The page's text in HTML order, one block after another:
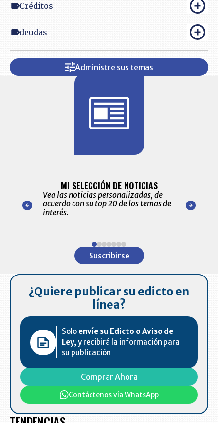
Créditos
deudas
Administre sus temas
nuestro
para
MI SELECCIÓN DE NOTICIAS
Vea las noticias personalizadas, de
acuerdo con su top 20 de los temas de
interés.
de las
Suscribirse
¿Quiere publicar su edicto en
línea?
Solo envíe su Edicto o Aviso de
Ley,y recibirá la información para
su publicación
Comprar Ahora
Contáctenos vía WhatsApp